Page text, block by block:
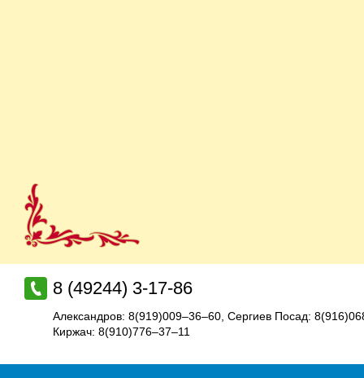
8 (49244) 3-17-86
Александров: 8(919)009–36–60,Сергиев Посад:
Киржач: 8(910)776–37–11